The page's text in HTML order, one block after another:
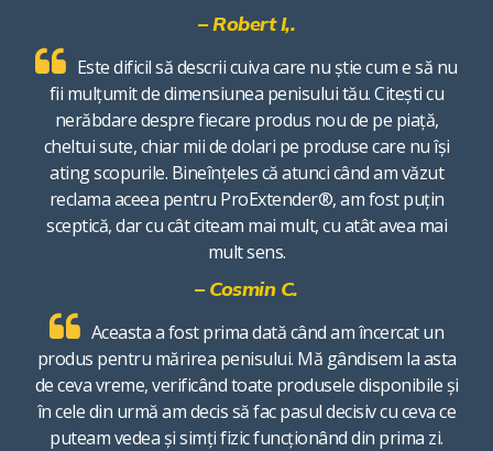
– Robert I,.
Este dificil să descrii cuiva care nu știe cum e să nu
fii mulțumit de dimensiunea penisului tău. Citești cu
nerăbdare despre fiecare produs nou de pe piață,
cheltui sute, chiar mii de dolari pe produse care nu își
ating scopurile. Bineînțeles că atunci când am văzut
reclama aceea pentru ProExtender®, am fost puțin
sceptică, dar cu cât citeam mai mult, cu atât avea mai
mult sens.
– Cosmin C.
Aceasta a fost prima dată când am încercat un
produs pentru mărirea penisului. Mă gândisem la asta
de ceva vreme, verificând toate produsele disponibile și
în cele din urmă am decis să fac pasul decisiv cu ceva ce
puteam vedea și simți fizic funcționând din prima zi.